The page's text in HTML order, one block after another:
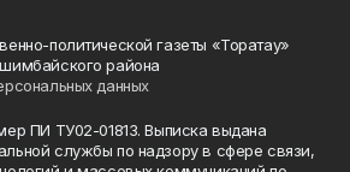
политической газеты «Торатау»
района
данных
ПИ ТУ02-01813. Выписка выдана
службы по надзору в сфере связи,